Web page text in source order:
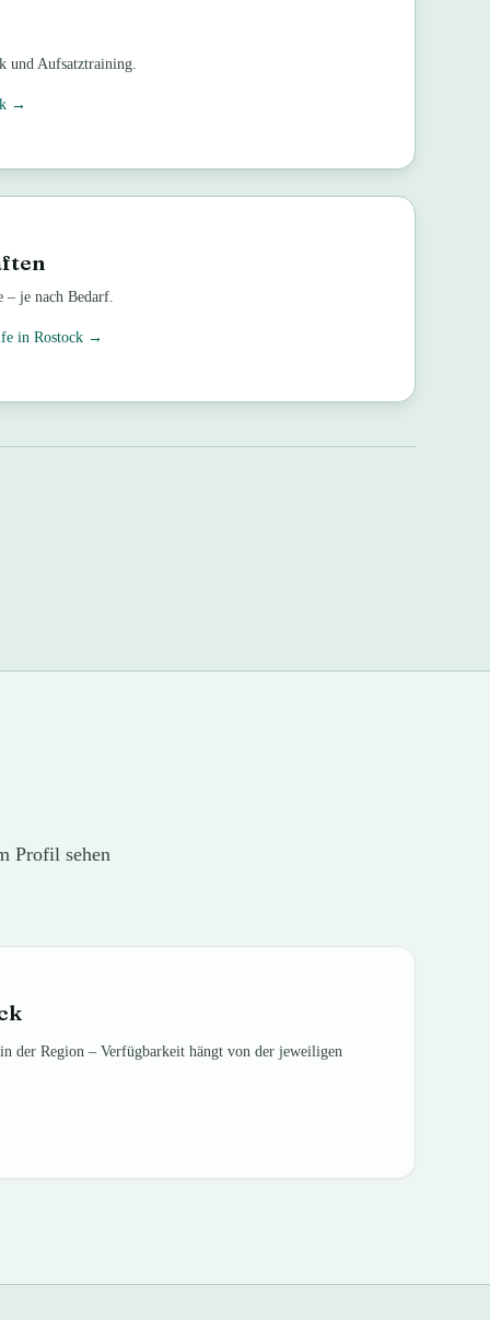
und Aufsatztraining.
→
– je nach Bedarf.
in Rostock →
Profil sehen
der Region – Verfügbarkeit hängt von der jeweiligen